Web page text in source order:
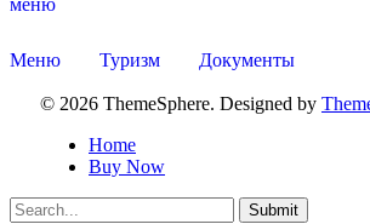
Меню Туризм Документы
© 2026 ThemeSphere. Designed by
Home
Buy Now
Submit